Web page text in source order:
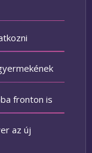
fronton is
az új